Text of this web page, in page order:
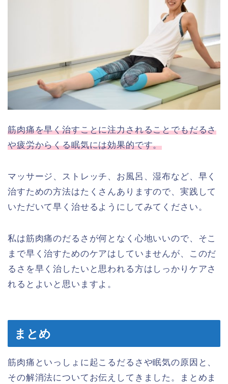
筋肉痛を早く治すことに注力されることでもだるさ
や疲労からくる眠気には効果的です。
マッサージ、ストレッチ、お風呂、湿布など、早く
治すための方法はたくさんありますので、実践して
いただいて早く治せるようにしてみてください。
私は筋肉痛のだるさが何となく心地いいので、そこ
まで早く治すためのケアはしていませんが、このだ
るさを早く治したいと思われる方はしっかりケアさ
れるとよいと思いますよ。
まとめ
筋肉痛といっしょに起こるだるさや眠気の原因と、
その解消法についてお伝えしてきました。まとめま